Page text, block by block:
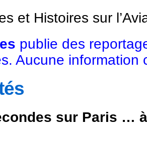
et Histoires sur
publie des
Aucune information
sur Paris …